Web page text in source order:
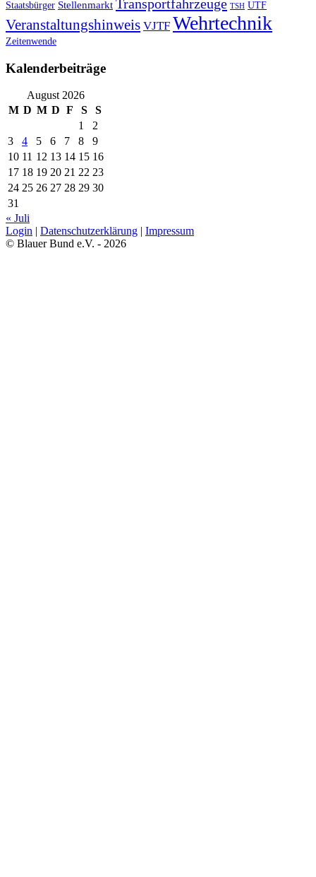
Staatsbürger Stellenmarkt Transportfahrzeuge TSH UTF
Veranstaltungshinweis VJTF Wehrtechnik
Zeitenwende
Kalenderbeiträge
August 2026
M D M D F S
S
1
2
3
4 5 6 7 8
9
10 11 12 13 14 15 16
17 18 19 20 21 22 23
24 25 26 27 28 29 30
31
« Juli
Login | Datenschutzerklärung | Impressum
© Blauer Bund e.V. - 2026